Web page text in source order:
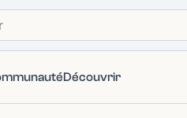
Découvrir